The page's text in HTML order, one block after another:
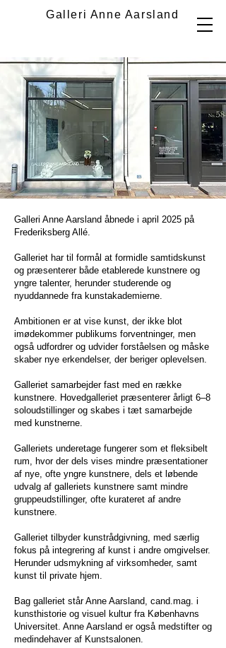
Galleri Anne Aarsland
Galleri Anne Aarsland åbnede i april 2025 på
Frederiksberg Allé.
Galleriet har til formål at formidle samtidskunst
og præsenterer både etablerede kunstnere og
yngre talenter, herunder studerende og
nyuddannede fra kunstakademierne.
Ambitionen er at vise kunst, der ikke blot
imødekommer publikums forventninger, men
også udfordrer og udvider forståelsen og måske
skaber nye erkendelser, der beriger oplevelsen.
Galleriet samarbejder fast med en række
kunstnere. Hovedgalleriet præsenterer årligt 6–8
soloudstillinger og skabes i tæt samarbejde
med kunstnerne.
Galleriets underetage fungerer som et fleksibelt
rum, hvor der dels vises mindre præsentationer
af nye, ofte yngre kunstnere, dels et løbende
udvalg af galleriets kunstnere samt mindre
gruppeudstillinger, ofte kurateret af andre
kunstnere.
Galleriet tilbyder kunstrådgivning, med særlig
fokus på integrering af kunst i andre omgivelser.
Herunder udsmykning af virksomheder, samt
kunst til private hjem.
Bag galleriet står Anne Aarsland, cand.mag. i
kunsthistorie og visuel kultur fra Københavns
Universitet. Anne Aarsland er også medstifter og
medindehaver af Kunstsalonen.